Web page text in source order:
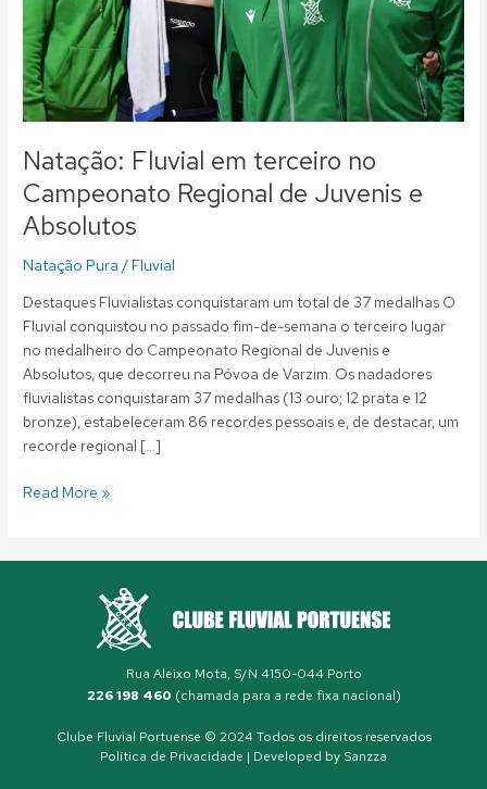
Natação: Fluvial em terceiro no
Campeonato Regional de Juvenis e
Absolutos
Natação Pura / Fluvial
Destaques Fluvialistas conquistaram um total de 37 medalhas O
Fluvial conquistou no passado fim-de-semana o terceiro lugar
no medalheiro do Campeonato Regional de Juvenis e
Absolutos, que decorreu na Póvoa de Varzim. Os nadadores
fluvialistas conquistaram 37 medalhas (13 ouro; 12 prata e 12
bronze), estabeleceram 86 recordes pessoais e, de destacar, um
recorde regional […]
Juvenis
e
Absolutos
Read More »
Rua Aleixo Mota, S/N 4150-044 Porto
226 198 460 (chamada para a rede fixa nacional)
Clube Fluvial Portuense © 2024 Todos os direitos reservados
Política de Privacidade | Developed by Sanzza